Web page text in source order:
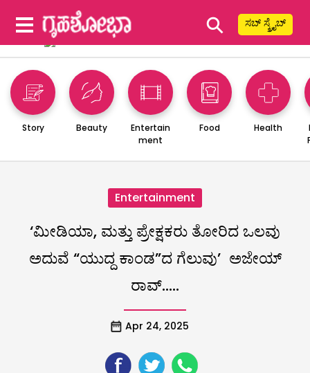
⚲ ಸಬ್ ಸ್ಕ್ರೈಬ್
Story Beauty
Entertain
ment
Food Health
Entertainment
‘ಮೀಡಿಯಾ, ಮತ್ತು ಪ್ರೇಕ್ಷಕರು ತೋರಿದ ಒಲವು
ಅದುವೆ “ಯುದ್ದ ಕಾಂಡ”ದ ಗೆಲುವು’ ಅಜೇಯ್
ರಾವ್…..
Apr 24, 2025